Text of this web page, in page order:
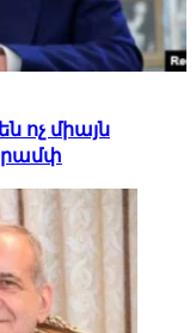
ոչ միայն